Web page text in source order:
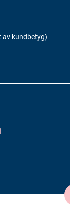
av kundbetyg)